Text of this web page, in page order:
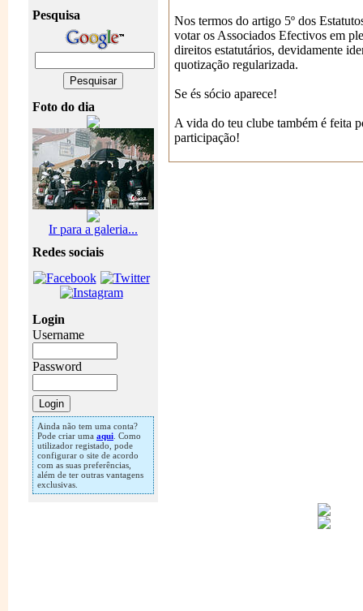
Pesquisa
Foto do dia
Ir para a galeria...
Redes sociais
Login
Username
Password
Ainda não tem uma conta?
Pode criar uma aqui . Como
utilizador registado, pode
configurar o site de acordo
com as suas preferências,
além de ter outras vantagens
exclusivas.
Nos termos do artigo 5º dos
votar os Associados Efectivos em
direitos estatutários, devidamente
quotização regularizada.
Se és sócio aparece!
A vida do teu clube também é feita
participação!